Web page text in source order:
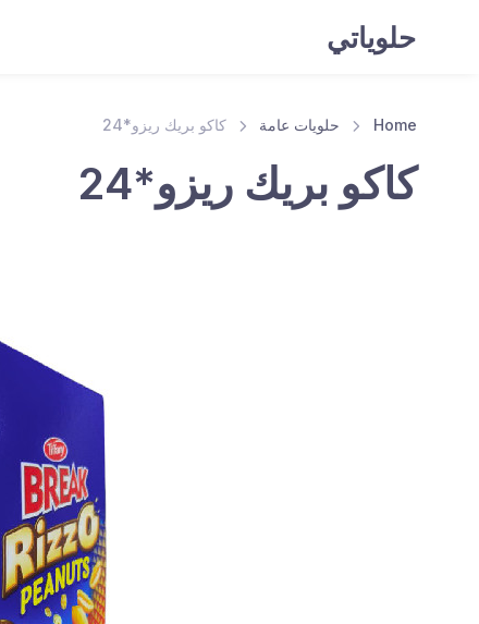
حلوياتي
Home حلويات عامة كاكو بريك ريزو*24
كاكو بريك ريزو*24